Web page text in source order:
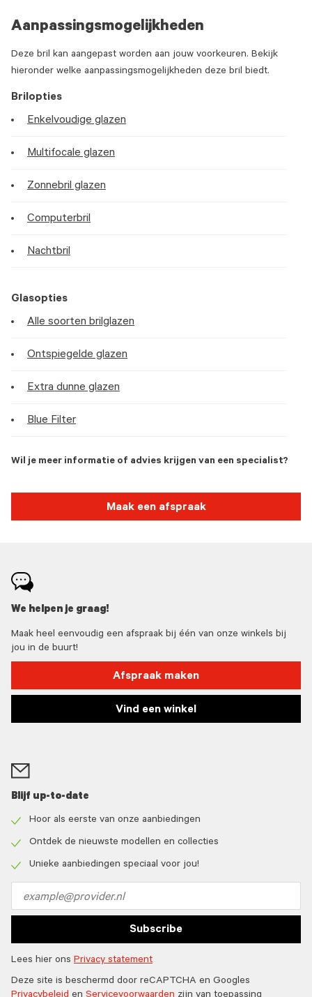
Aanpassingsmogelijkheden
Deze bril kan aangepast worden aan jouw voorkeuren. Bekijk
hieronder welke aanpassingsmogelijkheden deze bril biedt.
Brilopties
Enkelvoudige glazen
Multifocale glazen
Zonnebril glazen
Computerbril
Nachtbril
Glasopties
Alle soorten brilglazen
Ontspiegelde glazen
Extra dunne glazen
Blue Filter
Wil je meer informatie of advies krijgen van een specialist?
Maak een afspraak
We helpen je graag!
Maak heel eenvoudig een afspraak bij één van onze winkels bij
jou in de buurt!
Afspraak maken
Vind een winkel
Blijf up-to-date
icon
Hoor als eerste van onze aanbiedingen
icon
Ontdek de nieuwste modellen en collecties
Unieke aanbiedingen speciaal voor jou!
address
Subscribe
Lees hier ons Privacy statement
Deze site is beschermd door reCAPTCHA en Googles